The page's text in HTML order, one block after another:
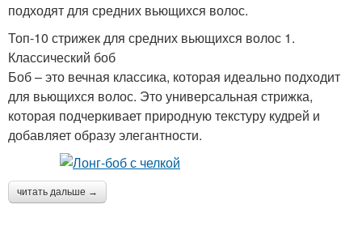
подходят для средних вьющихся волос.
Топ-10 стрижек для средних вьющихся волос 1.
Классический боб
Боб – это вечная классика, которая идеально подходит
для вьющихся волос. Это универсальная стрижка,
которая подчеркивает природную текстуру кудрей и
добавляет образу элегантности.
читать дальше →